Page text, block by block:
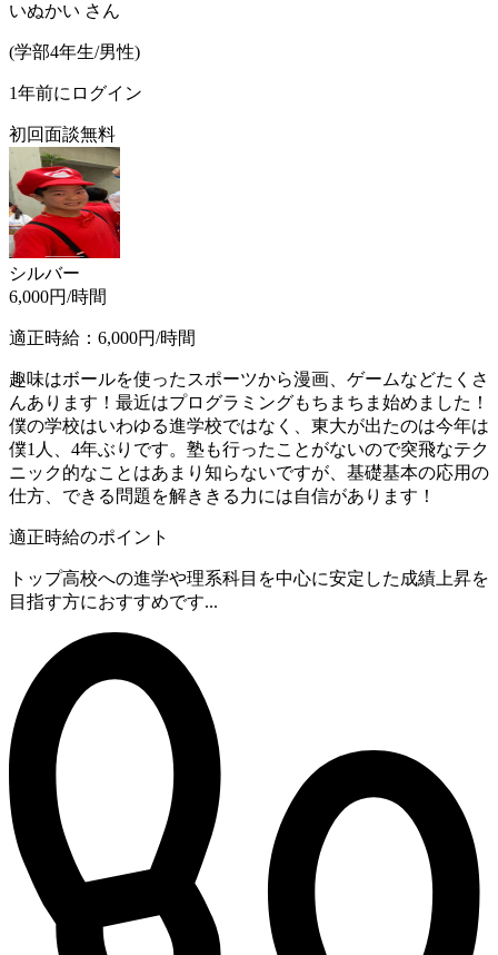
いぬかい さん
(学部4年生/男性)
1年前にログイン
初回面談無料
シルバー
6,000円/時間
適正時給： 6,000円/時間
趣味はボールを使ったスポーツから漫画、ゲームなどたくさ
んあります！最近はプログラミングもちまちま始めました！
僕の学校はいわゆる進学校ではなく、東大が出たのは今年は
僕1人、4年ぶりです。塾も行ったことがないので突飛なテク
ニック的なことはあまり知らないですが、基礎基本の応用の
仕方、できる問題を解ききる力には自信があります！
適正時給のポイント
トップ高校への進学や理系科目を中心に安定した成績上昇を
目指す方におすすめです...